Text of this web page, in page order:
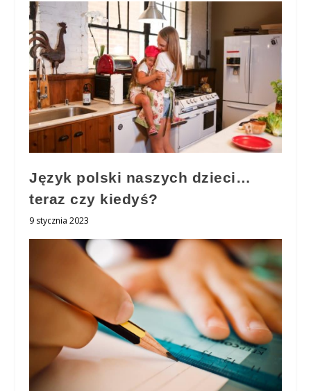
Język polski naszych dzieci…
teraz czy kiedyś?
9 stycznia 2023